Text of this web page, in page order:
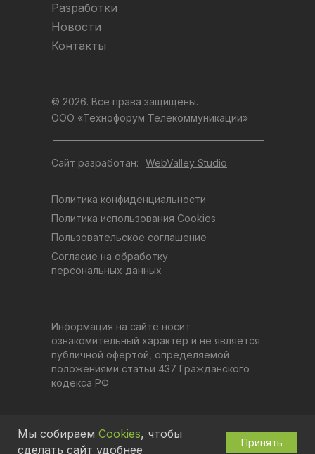
Разработки
Новости
Контакты
Информация на сайте носит
ознакомительный характер и не является
публичной офертой, определяемой
положениями статьи 437 Гражданского
кодекса РФ
Политика использования Cookies
Согласие на обработку
персональных данных
Пользовательское соглашение
Политика конфиденциальности
© 2026. Все права защищены.
ООО «Технофорум Телекоммуникации»
Сайт разработан: WebValley Studio
Мы собираем Cookies, чтобы
сделать сайт удобнее
Принять